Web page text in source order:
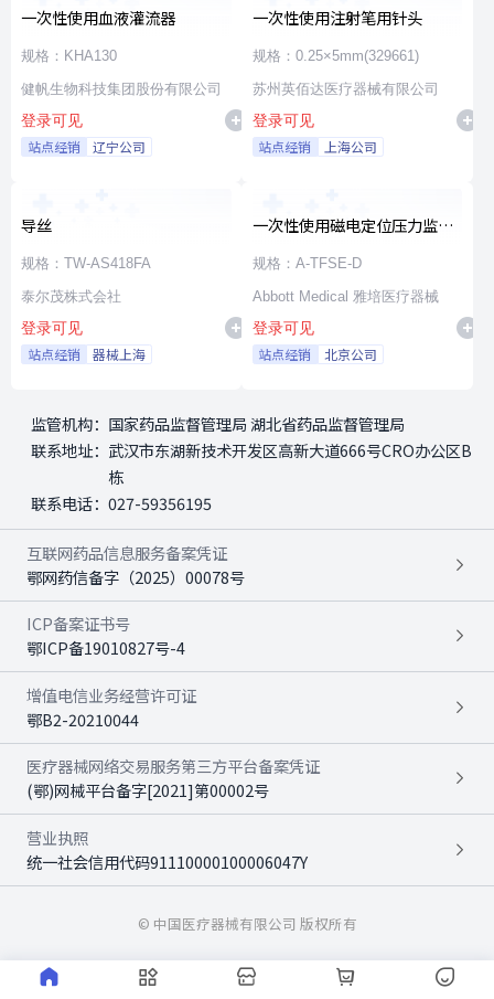
一次性使用血液灌流器
规格：KHA130
健帆生物科技集团股份有限公司
登录可见
站点经销 辽宁公司
一次性使用注射笔用针头
规格：0.25×5mm(329661)
苏州英佰达医疗器械有限公司
登录可见
站点经销 上海公司
导丝
规格：TW-AS418FA
泰尔茂株式会社
登录可见
站点经销 器械上海
一次性使用磁电定位压力监测
射频消融导管
规格：A-TFSE-D
Abbott Medical 雅培医疗器械
登录可见
站点经销 北京公司
监管机构： 国家药品监督管理局 湖北省药品监督管理局
联系地址： 武汉市东湖新技术开发区高新大道666号CRO办公区B
栋
联系电话： 027-59356195
互联网药品信息服务备案凭证
鄂网药信备字（2025）00078号
ICP备案证书号
鄂ICP备19010827号-4
增值电信业务经营许可证
鄂B2-20210044
医疗器械网络交易服务第三方平台备案凭证
(鄂)网械平台备字[2021]第00002号
营业执照
统一社会信用代码91110000100006047Y
© 中国医疗器械有限公司 版权所有